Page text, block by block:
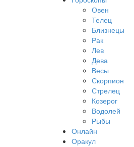
Овен
Телец
Близнецы
Рак
Лев
Дева
Весы
Скорпион
Стрелец
Козерог
Водолей
Рыбы
Онлайн
Оракул